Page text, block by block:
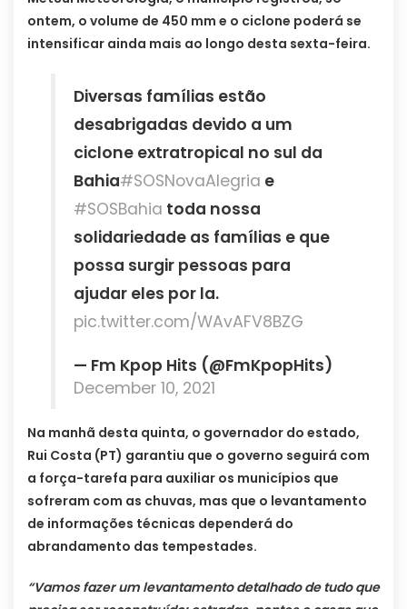
ontem, o volume de 450 mm e o ciclone poderá se
intensificar ainda mais ao longo desta sexta-feira.
Diversas famílias estão
desabrigadas devido a um
ciclone extratropical no sul da
Bahia#SOSNovaAlegria e
#SOSBahia toda nossa
solidariedade as famílias e que
possa surgir pessoas para
ajudar eles por la.
pic.twitter.com/WAvAFV8BZG
— Fm Kpop Hits (@FmKpopHits)
December 10, 2021
Na manhã desta quinta, o governador do estado,
Rui Costa (PT) garantiu que o governo seguirá com
a força-tarefa para auxiliar os municípios que
sofreram com as chuvas, mas que o levantamento
de informações técnicas dependerá do
abrandamento das tempestades.
“Vamos fazer um levantamento detalhado de tudo que